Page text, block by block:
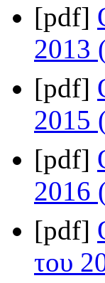
[pdf]
2013
[pdf]
2015
[pdf]
2016
[pdf]
του